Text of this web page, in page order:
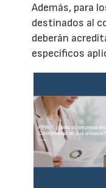
Además, para
destinados al
deberán
específicos